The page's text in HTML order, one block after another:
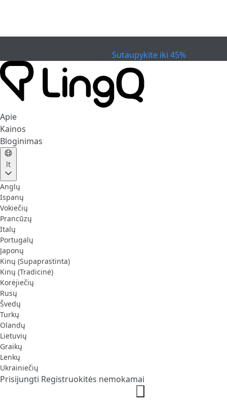
Sutaupykite iki 45%
Apie
Kainos
Bloginimas
lt
Anglų
Ispanų
Vokiečių
Prancūzų
Italų
Portugalų
Japonų
Kinų (Supaprastinta)
Kinų (Tradicinė)
Korėjiečių
Rusų
Švedų
Turkų
Olandų
Lietuvių
Graikų
Lenkų
Ukrainiečių
Prisijungti Registruokitės nemokamai